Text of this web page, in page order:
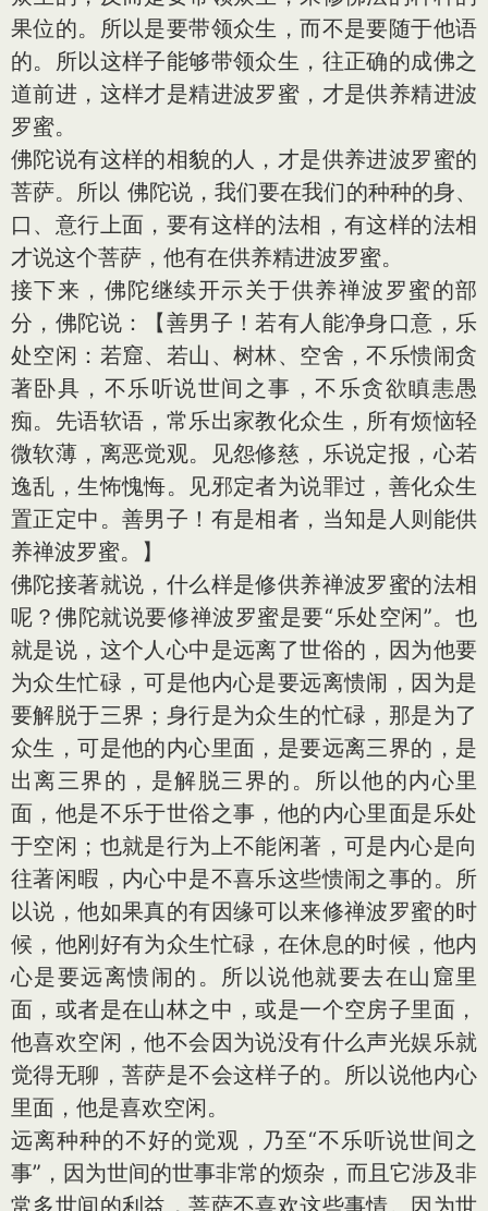
果位的。所以是要带领众生，而不是要随于他语
的。所以这样子能够带领众生，往正确的成佛之
道前进，这样才是精进波罗蜜，才是供养精进波
罗蜜。
佛陀说有这样的相貌的人，才是供养进波罗蜜的
菩萨。所以 佛陀说，我们要在我们的种种的身、
口、意行上面，要有这样的法相，有这样的法相
才说这个菩萨，他有在供养精进波罗蜜。
接下来，佛陀继续开示关于供养禅波罗蜜的部
分，佛陀说：【善男子！若有人能净身口意，乐
处空闲：若窟、若山、树林、空舍，不乐愦闹贪
著卧具，不乐听说世间之事，不乐贪欲瞋恚愚
痴。先语软语，常乐出家教化众生，所有烦恼轻
微软薄，离恶觉观。见怨修慈，乐说定报，心若
逸乱，生怖愧悔。见邪定者为说罪过，善化众生
置正定中。善男子！有是相者，当知是人则能供
养禅波罗蜜。】
佛陀接著就说，什么样是修供养禅波罗蜜的法相
呢？佛陀就说要修禅波罗蜜是要“乐处空闲”。也
就是说，这个人心中是远离了世俗的，因为他要
为众生忙碌，可是他内心是要远离愦闹，因为是
要解脱于三界；身行是为众生的忙碌，那是为了
众生，可是他的内心里面，是要远离三界的，是
出离三界的，是解脱三界的。所以他的内心里
面，他是不乐于世俗之事，他的内心里面是乐处
于空闲；也就是行为上不能闲著，可是内心是向
往著闲暇，内心中是不喜乐这些愦闹之事的。所
以说，他如果真的有因缘可以来修禅波罗蜜的时
候，他刚好有为众生忙碌，在休息的时候，他内
心是要远离愦闹的。所以说他就要去在山窟里
面，或者是在山林之中，或是一个空房子里面，
他喜欢空闲，他不会因为说没有什么声光娱乐就
觉得无聊，菩萨是不会这样子的。所以说他内心
里面，他是喜欢空闲。
远离种种的不好的觉观，乃至“不乐听说世间之
事”，因为世间的世事非常的烦杂，而且它涉及非
常多世间的利益，菩萨不喜欢这些事情。因为世